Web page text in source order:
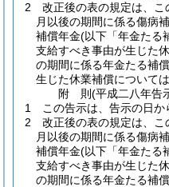
2
改正後の表の規定は、
月以後の期間に係る傷病
補償年金(以下「年金たる
支給すべき事由が生じた
の期間に係る年金たる補
生じた休業補償について
附 則(平成二八年告
1
この告示は、告示の日か
2
改正後の表の規定は、
月以後の期間に係る傷病
補償年金(以下「年金たる
支給すべき事由が生じた
の期間に係る年金たる補